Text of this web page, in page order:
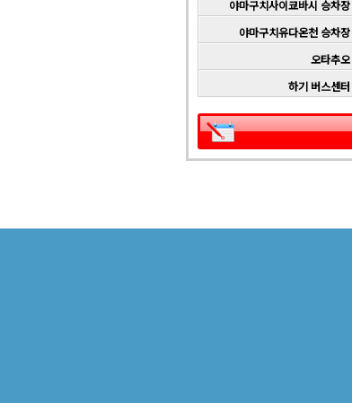
야마구치사이쿄바시 승차장
야마구치유다온천 승차장
오타추오
하기 버스센터